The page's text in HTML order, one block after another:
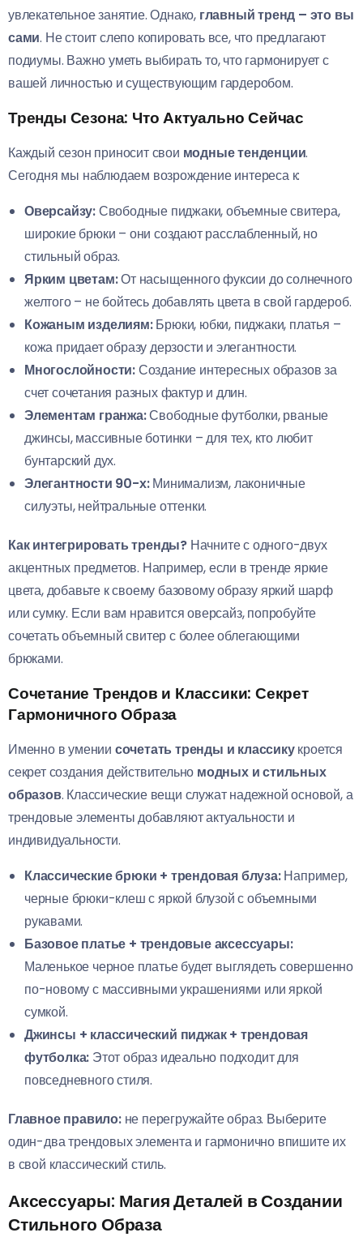
увлекательное занятие. Однако, главный тренд – это вы
сами. Не стоит слепо копировать все, что предлагают
подиумы. Важно уметь выбирать то, что гармонирует с
вашей личностью и существующим гардеробом.
Тренды Сезона: Что Актуально Сейчас
Каждый сезон приносит свои модные тенденции.
Сегодня мы наблюдаем возрождение интереса к:
Оверсайзу:Свободные пиджаки, объемные свитера,
широкие брюки – они создают расслабленный, но
стильный образ.
Ярким цветам:От насыщенного фуксии до солнечного
желтого – не бойтесь добавлять цвета в свой гардероб.
Кожаным изделиям:Брюки, юбки, пиджаки, платья –
кожа придает образу дерзости и элегантности.
Многослойности:Создание интересных образов за
счет сочетания разных фактур и длин.
Элементам гранжа:Свободные футболки, рваные
джинсы, массивные ботинки – для тех, кто любит
бунтарский дух.
Элегантности 90-х:Минимализм, лаконичные
силуэты, нейтральные оттенки.
Как интегрировать тренды? Начните с одного-двух
акцентных предметов. Например, если в тренде яркие
цвета, добавьте к своему базовому образу яркий шарф
или сумку. Если вам нравится оверсайз, попробуйте
сочетать объемный свитер с более облегающими
брюками.
Сочетание Трендов и Классики: Секрет
Гармоничного Образа
Именно в умении сочетать тренды и классикукроется
секрет создания действительно модных и стильных
образов. Классические вещи служат надежной основой, а
трендовые элементы добавляют актуальности и
индивидуальности.
Классические брюки + трендовая блуза:Например,
черные брюки-клеш с яркой блузой с объемными
рукавами.
Базовое платье + трендовые аксессуары:
Маленькое черное платье будет выглядеть совершенно
по-новому с массивными украшениями или яркой
сумкой.
Джинсы + классический пиджак + трендовая
футболка: Этот образ идеально подходит для
повседневного стиля.
Главное правило:не перегружайте образ. Выберите
один-два трендовых элемента и гармонично впишите их
в свой классический стиль.
Аксессуары: Магия Деталей в Создании
Стильного Образа